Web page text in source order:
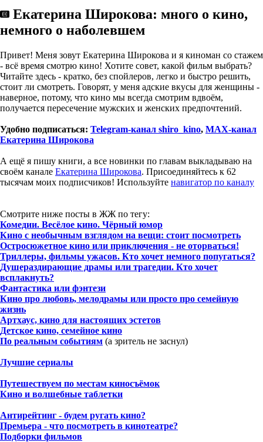
Екатерина Широкова: много о кино,
немного о наболевшем
Привет! Меня зовут Екатерина Широкова и я киноман со стажем
- всё время смотрю кино! Хотите совет, какой фильм выбрать?
Читайте здесь - кратко, без спойлеров, легко и быстро решить,
стоит ли смотреть. Говорят, у меня адские вкусы для женщины -
наверное, потому, что кино мы всегда смотрим вдвоём,
получается пересечение мужских и женских предпочтений.
Удобно подписаться: Telegram-канал shiro_kino, MAX-канал
Екатерина Широкова
А ещё я пишу книги, а все новинки по главам выкладываю на
своём канале Екатерина Широкова. Присоединяйтесь к 62
тысячам моих подписчиков! Используйте навигатор по каналу
Смотрите ниже посты в ЖЖ по тегу:
Комедии. Весёлое кино. Чёрный юмор
Кино с необычным взглядом на вещи: стоит посмотреть
Остросюжетное кино или приключения - не оторваться!
Триллеры, фильмы ужасов. Кто хочет немного попугаться?
Душераздирающие драмы или трагедии. Кто хочет
всплакнуть?
Фантастика или фэнтези
Кино про любовь, мелодрамы или просто про семейную
жизнь
Артхаус, кино для настоящих эстетов
Детское кино, семейное кино
По реальным событиям (а зритель не заснул)
Лучшие сериалы
Путешествуем по местам киносъёмок
Кино и волшебные таблетки
Антирейтинг - будем ругать кино?
Премьера - что посмотреть в кинотеатре?
Подборки фильмов